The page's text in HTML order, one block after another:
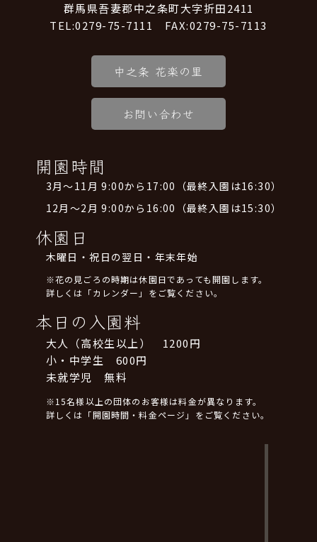
群馬県吾妻郡中之条町大字折田2411
TEL:0279-75-7111 FAX:0279-75-7113
中之条 花楽の里
お問い合わせ
開園時間
3月～11月 9:00から17:00（最終入園は16:30）
12月～2月 9:00から16:00（最終入園は15:30）
休園日
木曜日・祝日の翌日・年末年始
※花の見ごろの時期は休園日であっても開園します。
詳しくは「カレンダー」をご覧ください。
本日の入園料
大人（高校生以上） 1200円
小・中学生 600円
未就学児 無料
※15名様以上の団体のお客様は料金が異なります。
詳しくは「開園時間・料金ページ」をご覧ください。